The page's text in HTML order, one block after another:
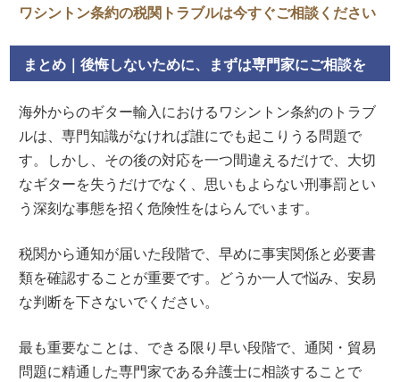
ワシントン条約の税関トラブルは今すぐご相談ください
まとめ｜後悔しないために、まずは専門家にご相談を
海外からのギター輸入におけるワシントン条約のトラブ
ルは、専門知識がなければ誰にでも起こりうる問題で
す。しかし、その後の対応を一つ間違えるだけで、大切
なギターを失うだけでなく、思いもよらない刑事罰とい
う深刻な事態を招く危険性をはらんでいます。
税関から通知が届いた段階で、早めに事実関係と必要書
類を確認することが重要です。どうか一人で悩み、安易
な判断を下さないでください。
最も重要なことは、できる限り早い段階で、通関・貿易
問題に精通した専門家である弁護士に相談することで